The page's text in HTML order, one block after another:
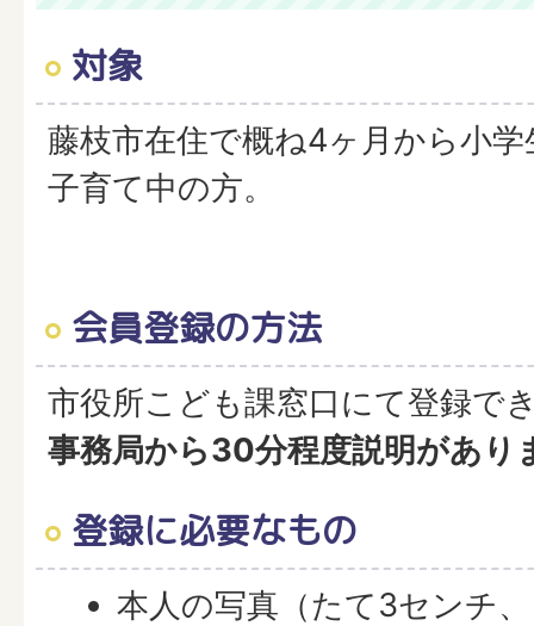
対象
藤枝市在住で概ね4ヶ月から小
子育て中の方。
会員登録の方法
市役所こども課窓口にて登録で
事務局から30分程度説明があり
登録に必要なもの
本人の写真（たて3センチ